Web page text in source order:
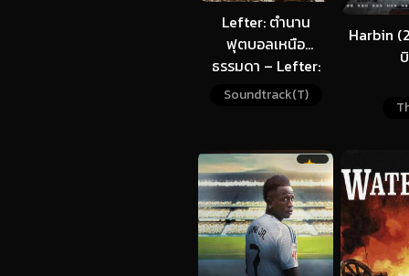
Lefter: ตำนาน
ฟุตบอลเหนือ
ธรรมดา – Lefter:
The Story of the
Soundtrack(T)
Harbin